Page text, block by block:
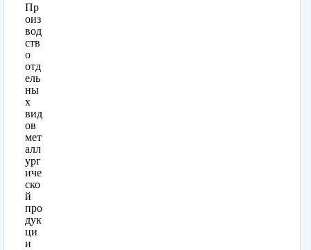
Пр
оиз
вод
ств
о
отд
ель
ны
х
вид
ов
мет
алл
ург
иче
ско
й
про
дук
ци
и